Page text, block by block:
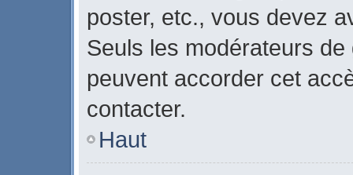
poster, etc., vous devez
Seuls les modérateurs
peuvent accorder cet
contacter.
Haut